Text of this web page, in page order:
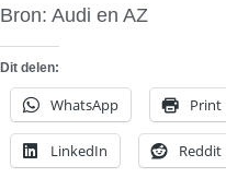
Bron: Audi en AZ
Dit delen:
WhatsApp Print
LinkedIn Reddit